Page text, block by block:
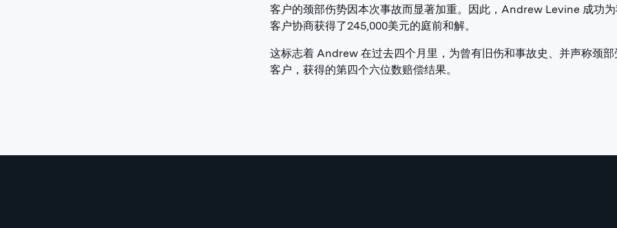
客户的颈部伤势因本次事故而显著加重。因此，Andrew Levine 成功
客户协商获得了245,000美元的庭前和解。
这标志着 Andrew 在过去四个月里，为曾有旧伤和事故史、并声称颈部
客户，获得的第四个六位数赔偿结果。